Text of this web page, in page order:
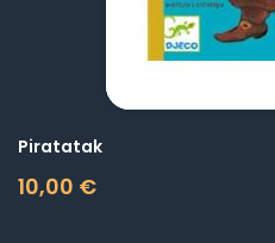
Piratatak
10,00 €
Prix